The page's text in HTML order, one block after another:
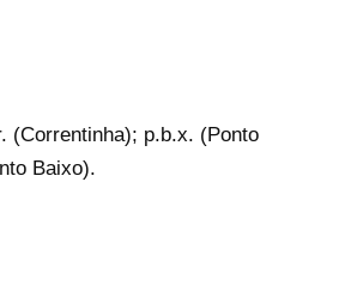
(Correntinha); p.b.x. (Ponto
Baixo).